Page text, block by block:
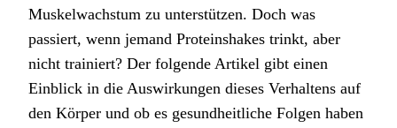
Muskelwachstum zu unterstützen. Doch was
passiert, wenn jemand Proteinshakes trinkt, aber
nicht trainiert? Der folgende Artikel gibt einen
Einblick in die Auswirkungen dieses Verhaltens auf
den Körper und ob es gesundheitliche Folgen haben